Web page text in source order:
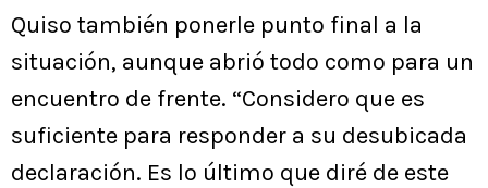
Quiso también ponerle punto final a la
situación, aunque abrió todo como para un
encuentro de frente. “Considero que es
suficiente para responder a su desubicada
declaración. Es lo último que diré de este